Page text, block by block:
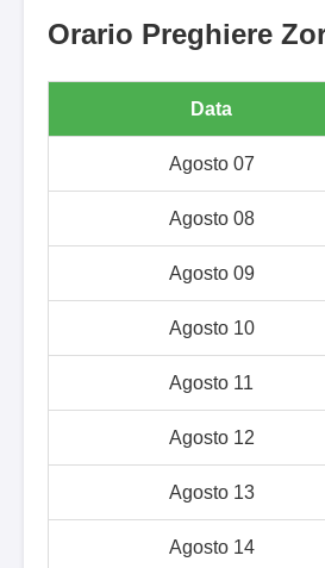
Orario Preghiere
Data
Agosto 07
Agosto 08
Agosto 09
Agosto 10
Agosto 11
Agosto 12
Agosto 13
Agosto 14